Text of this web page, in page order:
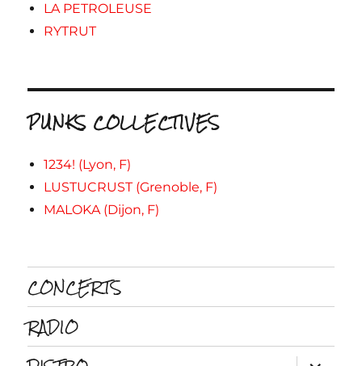
LA PETROLEUSE
RYTRUT
PUNKS COLLECTIVES
1234! (Lyon, F)
LUSTUCRUST (Grenoble, F)
MALOKA (Dijon, F)
CONCERTS
RADIO
ouvrir